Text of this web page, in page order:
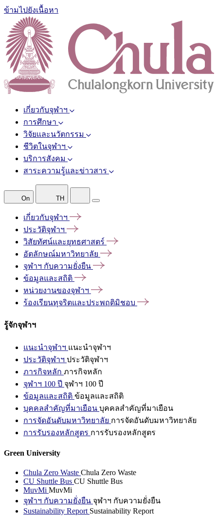
ข้ามไปยังเนื้อหา
เกี่ยวกับจุฬาฯ
การศึกษา
วิจัยและนวัตกรรม
ชีวิตในจุฬาฯ
บริการสังคม
สาระความรู้และข่าวสาร
On TH
เกี่ยวกับจุฬาฯ
ประวัติจุฬาฯ
วิสัยทัศน์และยุทธศาสตร์
อัตลักษณ์มหาวิทยาลัย
จุฬาฯ กับความยั่งยืน
ข้อมูลและสถิติ
หน่วยงานของจุฬาฯ
ร้องเรียนทุจริตและประพฤติมิชอบ
รู้จักจุฬาฯ
แนะนำจุฬาฯ แนะนำจุฬาฯ
ประวัติจุฬาฯ ประวัติจุฬาฯ
ภารกิจหลัก ภารกิจหลัก
จุฬาฯ 100 ปี จุฬาฯ 100 ปี
ข้อมูลและสถิติ ข้อมูลและสถิติ
บุคคลสำคัญที่มาเยือน บุคคลสำคัญที่มาเยือน
การจัดอันดับมหาวิทยาลัย การจัดอันดับมหาวิทยาลัย
การรับรองหลักสูตร การรับรองหลักสูตร
Green University
Chula Zero Waste Chula Zero Waste
CU Shuttle Bus CU Shuttle Bus
MuvMi MuvMi
จุฬาฯ กับความยั่งยืน จุฬาฯ กับความยั่งยืน
Sustainability Report Sustainability Report